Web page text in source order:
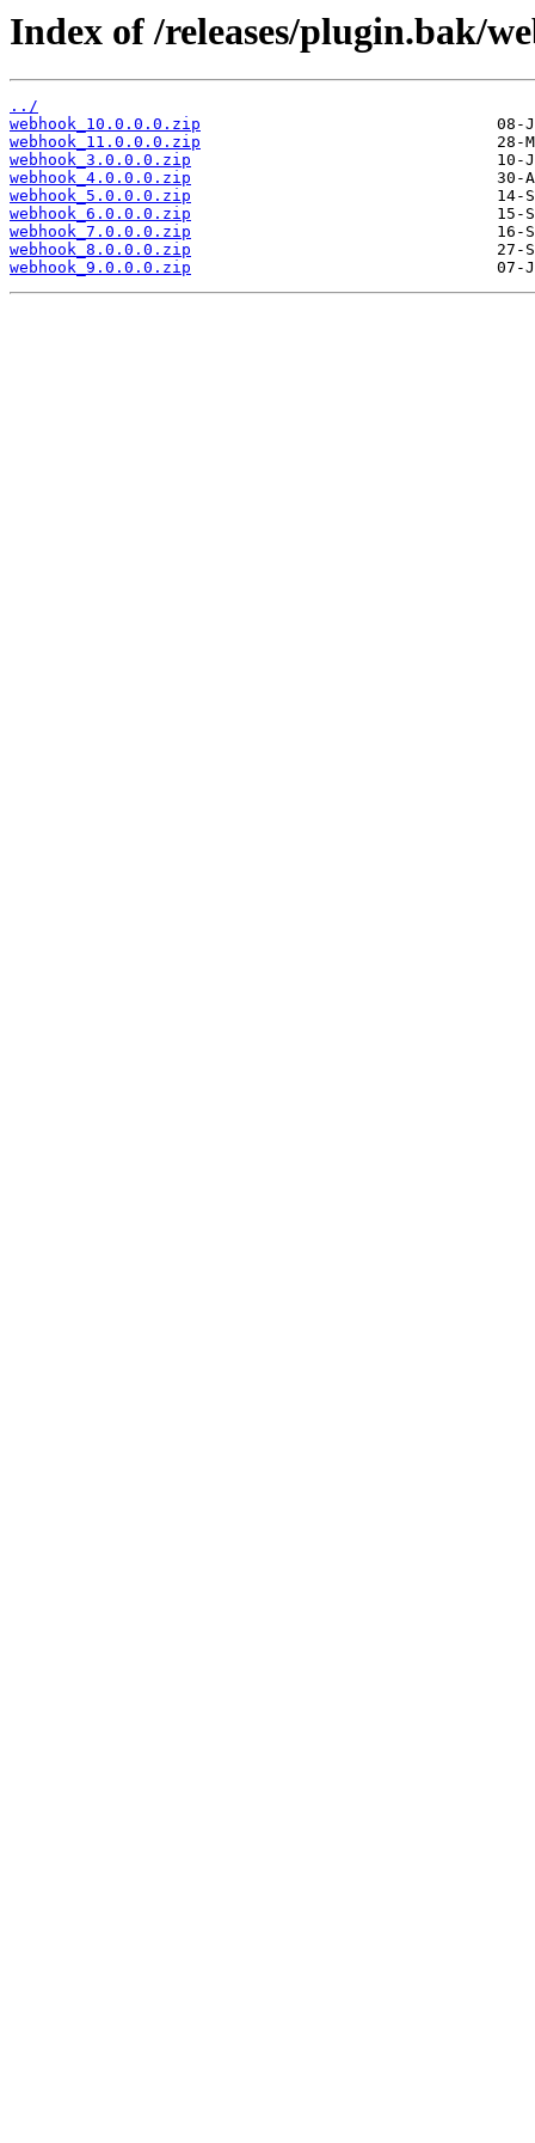
Index of /releases/plugin.bak/
../
webhook_10.0.0.0.zip
webhook_11.0.0.0.zip
webhook_3.0.0.0.zip
webhook_4.0.0.0.zip
webhook_5.0.0.0.zip
webhook_6.0.0.0.zip
webhook_7.0.0.0.zip
webhook_8.0.0.0.zip
webhook_9.0.0.0.zip